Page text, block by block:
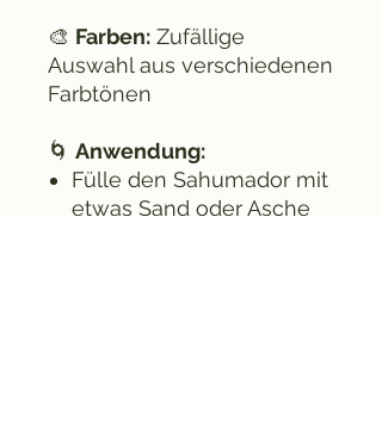
🎨 Farben: Zufällige
Auswahl aus verschiedenen
Farbtönen
🌀 Anwendung:
Fülle den Sahumador mit
etwas Sand oder Asche